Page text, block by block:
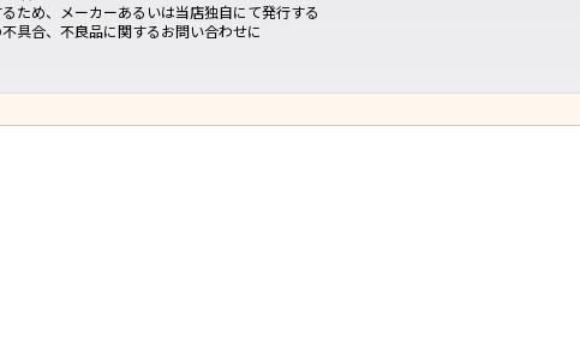
ため、メーカーあるいは当店独自にて発行する
具合、不良品に関するお問い合わせに